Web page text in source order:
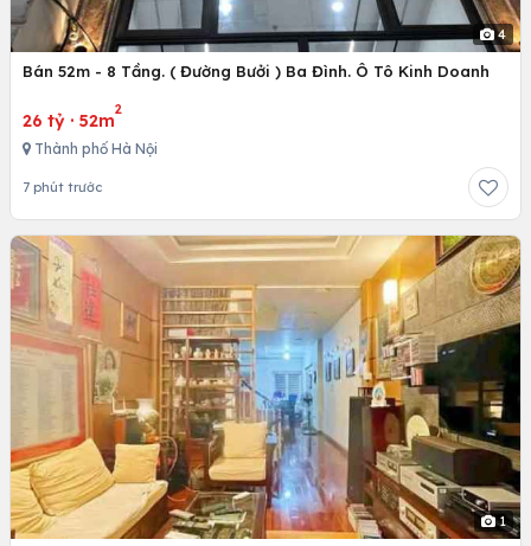
4
Bán 52m - 8 Tầng. ( Đường Bưởi ) Ba Đình. Ô Tô Kinh Doanh
26 tỷ · 52m
2
Thành phố Hà Nội
7 phút trước
1